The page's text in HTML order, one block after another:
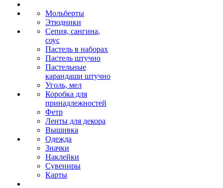
Мольберты
Этюдники
Сепия, сангина,
соус
Пастель в наборах
Пастель штучно
Пастельные
карандаши штучно
Уголь, мел
Коробка для
принадлежностей
Фетр
Ленты для декора
Вышивка
Одежда
Значки
Наклейки
Сувениры
Карты